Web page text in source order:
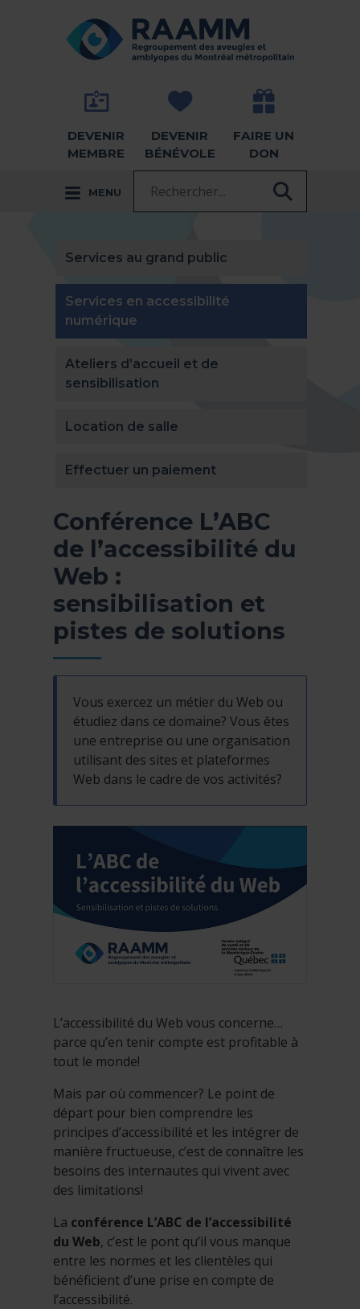
RETOUR À LA PAGE D'ACCUEIL -
DEVENIR
MEMBRE
DEVENIR
BÉNÉVOLE
FAIRE UN
DON
MENU
Services au grand public
Services en accessibilité
numérique
Ateliers d’accueil et de
sensibilisation
Location de salle
Effectuer un paiement
Conférence L’ABC
de l’accessibilité du
Web :
sensibilisation et
pistes de solutions
Vous exercez un métier du Web ou
étudiez dans ce domaine? Vous êtes
une entreprise ou une organisation
utilisant des sites et plateformes
Web dans le cadre de vos activités?
L’accessibilité du Web vous concerne…
parce qu’en tenir compte est profitable à
tout le monde!
Mais par où commencer? Le point de
départ pour bien comprendre les
principes d’accessibilité et les intégrer de
manière fructueuse, c’est de connaître les
besoins des internautes qui vivent avec
des limitations!
La conférence L’ABC de l’accessibilité
du Web, c’est le pont qu’il vous manque
entre les normes et les clientèles qui
bénéficient d’une prise en compte de
l’accessibilité.